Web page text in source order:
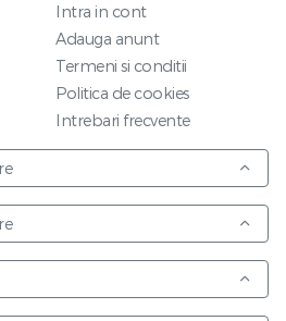
Intra in cont
Adauga anunt
Termeni si conditii
Politica de cookies
Intrebari frecvente